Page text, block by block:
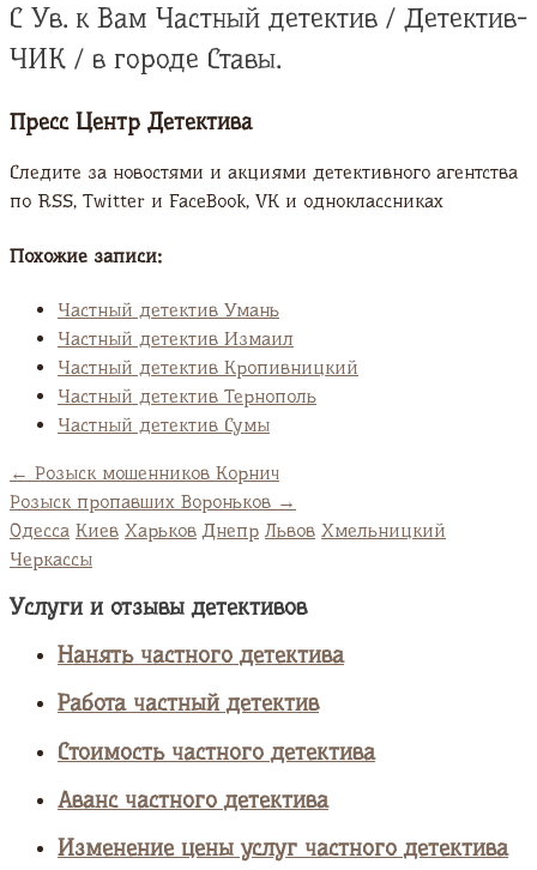
С Ув. к Вам Частный детектив / Детектив-
ЧИК / в городе Ставы.
Пресс Центр Детектива
Следите за новостями и акциями детективного агентства
по RSS, Twitter и FaсeBook, VK и одноклассниках
Похожие записи:
Частный детектив Умань
Частный детектив Измаил
Частный детектив Кропивницкий
Частный детектив Тернополь
Частный детектив Сумы
← Розыск мошенников Корнич
Розыск пропавших Вороньков →
Одесса Киев Харьков Днепр Львов Хмельницкий
Черкассы
Услуги и отзывы детективов
Нанять частного детектива
Работа частный детектив
Стоимость частного детектива
Аванс частного детектива
Изменение цены услуг частного детектива